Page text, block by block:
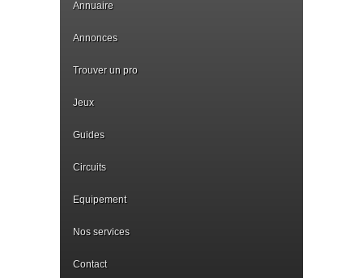
Annuaire
Annonces
Trouver un pro
Jeux
Guides
Circuits
Equipement
Nos services
Contact